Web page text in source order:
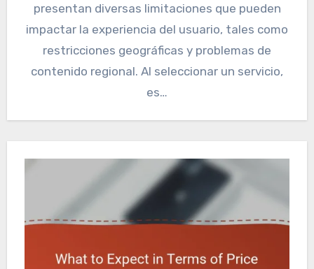
presentan diversas limitaciones que pueden
impactar la experiencia del usuario, tales como
restricciones geográficas y problemas de
contenido regional. Al seleccionar un servicio,
es…